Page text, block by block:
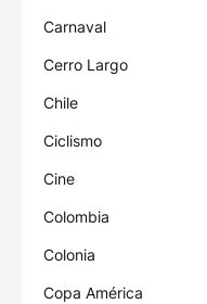
Carnaval
Cerro Largo
Chile
Ciclismo
Cine
Colombia
Colonia
Copa América